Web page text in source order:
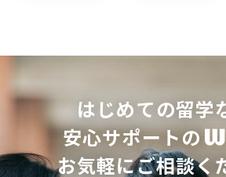
はじめての留学
安心サポートの
お気軽にご相談く